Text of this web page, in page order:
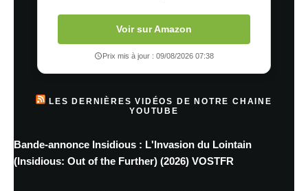
Voir sur Amazon
Prix mis à jour : 09/08/2026 07:38
LES DERNIÈRES VIDÉOS DE NOTRE CHAINE
YOUTUBE
Bande-annonce Insidious : L'Invasion du Lointain
(Insidious: Out of the Further) (2026) VOSTFR